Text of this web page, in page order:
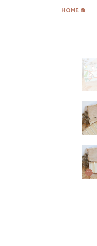
HOME ⋒